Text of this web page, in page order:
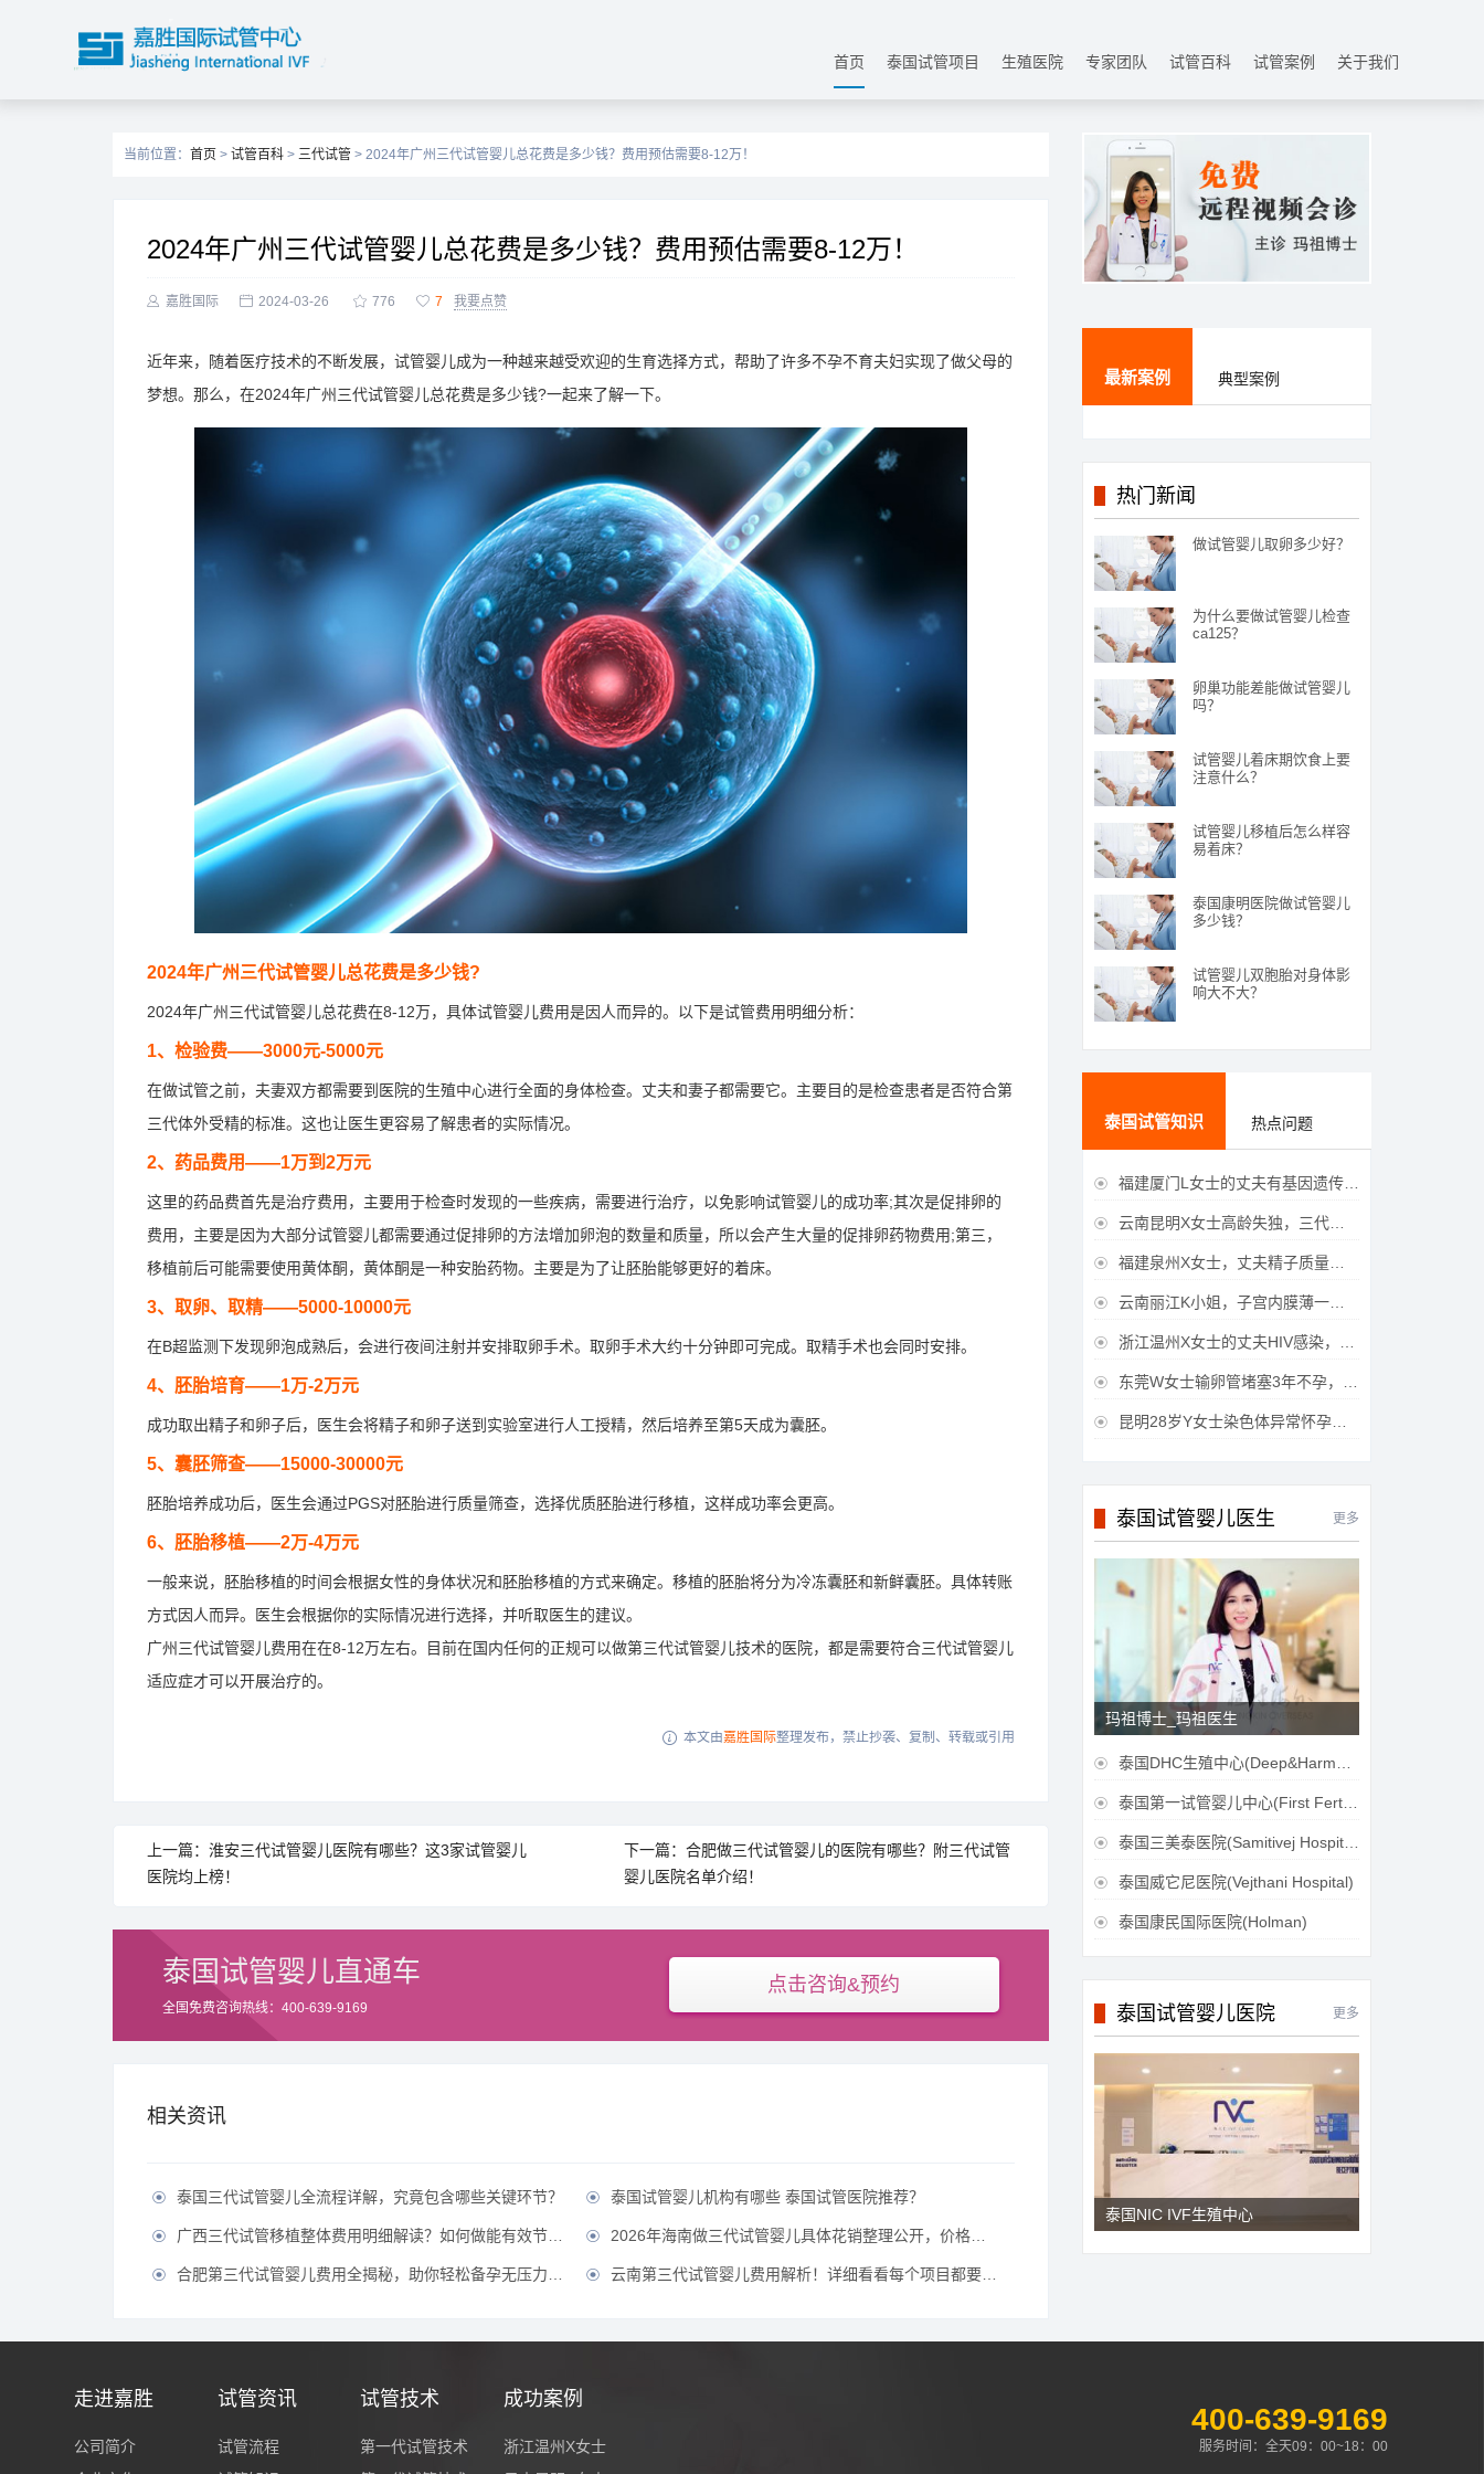
首页 泰国试管项目 生殖医院 专家团队 试管百科 试管案例 关于我们
当前位置： 首页 > 试管百科 > 三代试管 > 2024年广州三代试管婴儿总花费是多少钱？费用预估需要8-12万！
2024年广州三代试管婴儿总花费是多少钱？费用预估需要8-12万！
 嘉胜国际  2024-03-26  776  7 我要点赞
近年来，随着医疗技术的不断发展，试管婴儿成为一种越来越受欢迎的生育选择方式，帮助了许多不孕不育夫妇实现了做父母的
梦想。那么，在2024年广州三代试管婴儿总花费是多少钱?一起来了解一下。
2024年广州三代试管婴儿总花费是多少钱?
2024年广州三代试管婴儿总花费在8-12万，具体试管婴儿费用是因人而异的。以下是试管费用明细分析：
1、检验费——3000元-5000元
在做试管之前，夫妻双方都需要到医院的生殖中心进行全面的身体检查。丈夫和妻子都需要它。主要目的是检查患者是否符合第
三代体外受精的标准。这也让医生更容易了解患者的实际情况。
2、药品费用——1万到2万元
这里的药品费首先是治疗费用，主要用于检查时发现的一些疾病，需要进行治疗，以免影响试管婴儿的成功率;其次是促排卵的
费用，主要是因为大部分试管婴儿都需要通过促排卵的方法增加卵泡的数量和质量，所以会产生大量的促排卵药物费用;第三，
移植前后可能需要使用黄体酮，黄体酮是一种安胎药物。主要是为了让胚胎能够更好的着床。
3、取卵、取精——5000-10000元
在B超监测下发现卵泡成熟后，会进行夜间注射并安排取卵手术。取卵手术大约十分钟即可完成。取精手术也会同时安排。
4、胚胎培育——1万-2万元
成功取出精子和卵子后，医生会将精子和卵子送到实验室进行人工授精，然后培养至第5天成为囊胚。
5、囊胚筛查——15000-30000元
胚胎培养成功后，医生会通过PGS对胚胎进行质量筛查，选择优质胚胎进行移植，这样成功率会更高。
6、胚胎移植——2万-4万元
一般来说，胚胎移植的时间会根据女性的身体状况和胚胎移植的方式来确定。移植的胚胎将分为冷冻囊胚和新鲜囊胚。具体转账
方式因人而异。医生会根据你的实际情况进行选择，并听取医生的建议。
广州三代试管婴儿费用在在8-12万左右。目前在国内任何的正规可以做第三代试管婴儿技术的医院，都是需要符合三代试管婴儿
适应症才可以开展治疗的。
 本文由嘉胜国际整理发布，禁止抄袭、复制、转载或引用
上一篇：淮安三代试管婴儿医院有哪些？这3家试管婴儿
医院均上榜！
下一篇：合肥做三代试管婴儿的医院有哪些？附三代试管
婴儿医院名单介绍！
泰国试管婴儿直通车
全国免费咨询热线：400-639-9169
点击咨询&预约
相关资讯
 泰国三代试管婴儿全流程详解，究竟包含哪些关键环节？  泰国试管婴儿机构有哪些 泰国试管医院推荐？
 广西三代试管移植整体费用明细解读？如何做能有效节省费用？？  2026年海南做三代试管婴儿具体花销整理公开，价格不贵直接冲！？
 合肥第三代试管婴儿费用全揭秘，助你轻松备孕无压力！？  云南第三代试管婴儿费用解析！详细看看每个项目都要花多少钱？
最新案例 典型案例
热门新闻
做试管婴儿取卵多少好？
为什么要做试管婴儿检查
ca125？
卵巢功能差能做试管婴儿
吗？
试管婴儿着床期饮食上要
注意什么？
试管婴儿移植后怎么样容
易着床？
泰国康明医院做试管婴儿
多少钱？
试管婴儿双胞胎对身体影
响大不大？
泰国试管知识 热点问题
 福建厦门L女士的丈夫有基因遗传疾病，三代试管生育健康宝宝
 云南昆明X女士高龄失独，三代试管助她重获女儿
 福建泉州X女士，丈夫精子质量差，三代试管获得男宝宝
 云南丽江K小姐，子宫内膜薄一直未孕，三代试管一次成功获得
 浙江温州X女士的丈夫HIV感染，三代试管成功获得女宝宝
 东莞W女士输卵管堵塞3年不孕，泰国三代试管喜获
 昆明28岁Y女士染色体异常怀孕难，泰国三代试管成功好孕
泰国试管婴儿医生 更多
玛祖博士_玛祖医生
 泰国DHC生殖中心(Deep&Harmonicare IVF Center)
 泰国第一试管婴儿中心(First Fertilily PGS Center Limitied)
 泰国三美泰医院(Samitivej Hospital)
 泰国威它尼医院(Vejthani Hospital)
 泰国康民国际医院(Holman)
泰国试管婴儿医院 更多
泰国NIC IVF生殖中心
走进嘉胜
公司简介
试管资讯
试管流程
试管技术
第一代试管技术
成功案例
浙江温州X女士
400-639-9169
服务时间：全天09：00~18：00